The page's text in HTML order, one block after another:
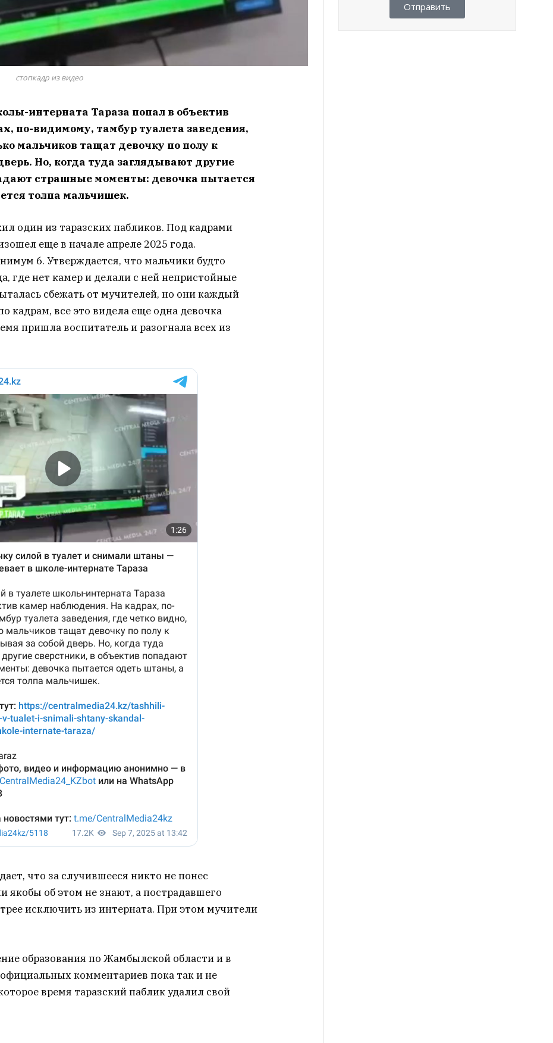
стопкадр из видео
интерната Тараза попал в объектив
по-видимому, тамбур туалета заведения,
мальчиков тащат девочку по полу к
Но, когда туда заглядывают другие
страшные моменты: девочка пытается
толпа мальчишек.
один из таразских пабликов. Под кадрами
еще в начале апреле 2025 года.
6. Утверждается, что мальчики будто
где нет камер и делали с ней непристойные
сбежать от мучителей, но они каждый
кадрам, все это видела еще одна девочка
пришла воспитатель и разогнала всех из
что за случившееся никто не понес
якобы об этом не знают, а пострадавшего
исключить из интерната. При этом мучители
образования по Жамбылской области и в
комментариев пока так и не
время таразский паблик удалил свой
Отправить